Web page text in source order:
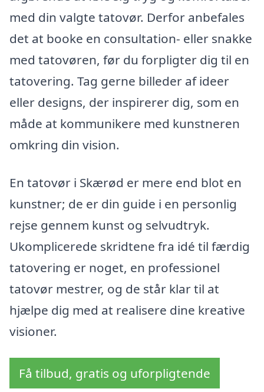
med din valgte tatovør. Derfor anbefales
det at booke en consultation- eller snakke
med tatovøren, før du forpligter dig til en
tatovering. Tag gerne billeder af ideer
eller designs, der inspirerer dig, som en
måde at kommunikere med kunstneren
omkring din vision.
En tatovør i Skærød er mere end blot en
kunstner; de er din guide i en personlig
rejse gennem kunst og selvudtryk.
Ukomplicerede skridtene fra idé til færdig
tatovering er noget, en professionel
tatovør mestrer, og de står klar til at
hjælpe dig med at realisere dine kreative
visioner.
Få tilbud, gratis og uforpligtende